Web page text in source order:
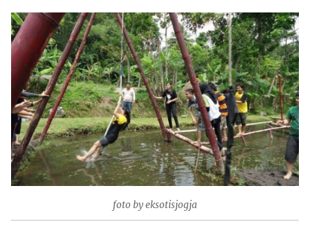
foto by eksotisjogja